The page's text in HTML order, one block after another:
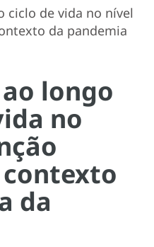
ciclo de vida no nível
da pandemia
longo
no
da